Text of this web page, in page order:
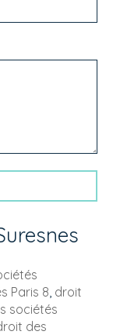
Paris 8, droit
sociétés
des